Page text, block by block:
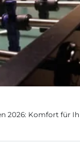
2026: Komfort für